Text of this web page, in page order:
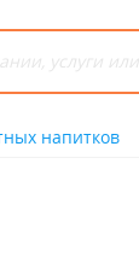
напитков